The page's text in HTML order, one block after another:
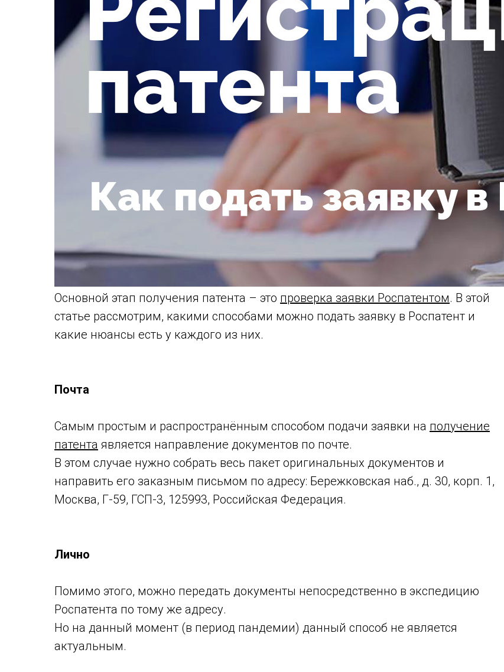
Основной этап получения патента – это проверка заявки Роспатентом. В этой
статье рассмотрим, какими способами можно подать заявку в Роспатент и
какие нюансы есть у каждого из них.
Почта
Самым простым и распространённым способом подачи заявки на получение
патента является направление документов по почте.
В этом случае нужно собрать весь пакет оригинальных документов и
направить его заказным письмом по адресу: Бережковская наб., д. 30, корп. 1,
Москва, Г-59, ГСП-3, 125993, Российская Федерация.
Лично
Помимо этого, можно передать документы непосредственно в экспедицию
Роспатента по тому же адресу.
Но на данный момент (в период пандемии) данный способ не является
актуальным.